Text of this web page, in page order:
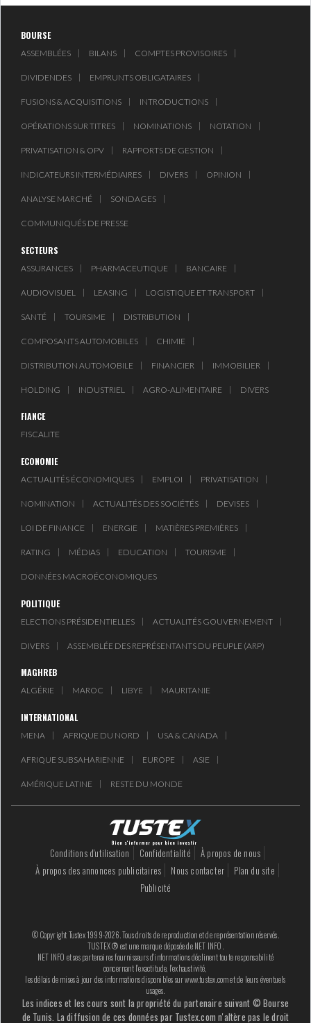
MENA AFRIQUE DU NORD
SUBSAHARIENNE
AMÉRIQUE LATINE
LE PÉTROLE REPART À LA
MONDIAUX AU PLUS H...
DANS UNE ÈRE DE FAIBLE
INTERVIEWS
BOURSE
ASSEMBLÉES BILANS COMPTES PROVISOIRES
DIVIDENDES EMPRUNTS OBLIGATAIRES
FUSIONS & ACQUISITIONS INTRODUCTIONS
OPÉRATIONS SUR TITRES NOMINATIONS NOTATION
PRIVATISATION & OPV RAPPORTS DE GESTION
INDICATEURS INTERMÉDIAIRES DIVERS OPINION
ANALYSE MARCHÉ SONDAGES
COMMUNIQUÉS DE PRESSE
SECTEURS
ASSURANCES PHARMACEUTIQUE BANCAIRE
AUDIOVISUEL LEASING LOGISTIQUE ET TRANSPORT
SANTÉ TOURSIME DISTRIBUTION
COMPOSANTS AUTOMOBILES CHIMIE
DISTRIBUTION AUTOMOBILE FINANCIER IMMOBILIER
HOLDING INDUSTRIEL AGRO-ALIMENTAIRE DIVERS
FIANCE
FISCALITE
ECONOMIE
ACTUALITÉS ÉCONOMIQUES EMPLOI PRIVATISATION
NOMINATION ACTUALITÉS DES SOCIÉTÉS DEVISES
LOI DE FINANCE ENERGIE MATIÈRES PREMIÈRES
RATING MÉDIAS EDUCATION TOURISME
DONNÉES MACROÉCONOMIQUES
POLITIQUE
ELECTIONS PRÉSIDENTIELLES ACTUALITÉS GOUVERNEMENT
DIVERS ASSEMBLÉE DES REPRÉSENTANTS DU PEUPLE (ARP)
MAGHREB
ALGÉRIE MAROC LIBYE MAURITANIE
INTERNATIONAL
MENA AFRIQUE DU NORD USA & CANADA
AFRIQUE SUBSAHARIENNE EUROPE ASIE
AMÉRIQUE LATINE RESTE DU MONDE
Conditions d'utilisation Confidentialité
À propos de nous
À propos des annonces publicitaires
Nous contacter
Plan du site
Publicité
© Copyright Tustex 1999-2026. Tous droits de reproduction et de représentation réservés.
TUSTEX ® est une marque déposée de NET INFO.
NET INFO et ses partenaires fournisseurs d'informations déclinent toute responsabilité
concernant l'exactitude, l'exhaustivité,
les délais de mises à jour des informations disponibles sur www.tustex.com et de leurs éventuels
usages.
Les indices et les cours sont la propriété du partenaire suivant © Bourse
de Tunis. La diffusion de ces données par Tustex.com n'altère pas le droit